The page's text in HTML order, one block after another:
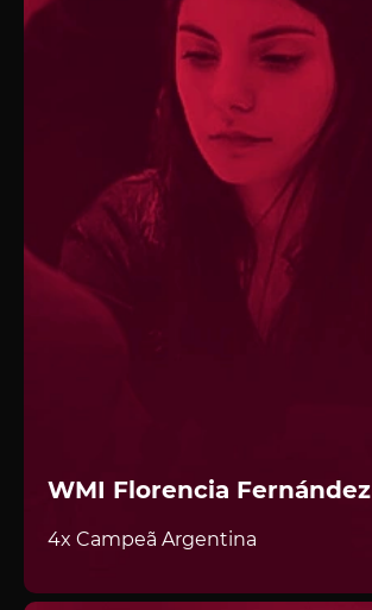
WMI Florencia Fernández
4x Campeã Argentina